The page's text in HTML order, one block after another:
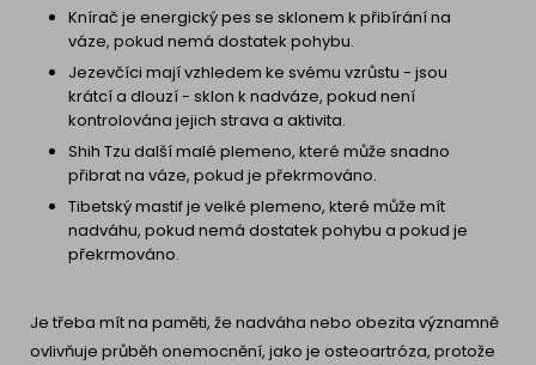
Knírač je energický pes se sklonem k přibírání na
váze, pokud nemá dostatek pohybu.
Jezevčíci mají vzhledem ke svému vzrůstu - jsou
krátcí a dlouzí - sklon k nadváze, pokud není
kontrolována jejich strava a aktivita.
Shih Tzu další malé plemeno, které může snadno
přibrat na váze, pokud je překrmováno.
Tibetský mastif je velké plemeno, které může mít
nadváhu, pokud nemá dostatek pohybu a pokud je
překrmováno.
Je třeba mít na paměti, že nadváha nebo obezita významně
ovlivňuje průběh onemocnění, jako je osteoartróza, protože